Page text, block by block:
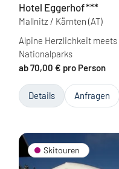
Hotel Eggerhof***
Mallnitz / Kärnten (AT)
Alpine Herzlichkeit
Nationalparks
ab 70,00 € pro Person
Details Anfragen
Skitouren